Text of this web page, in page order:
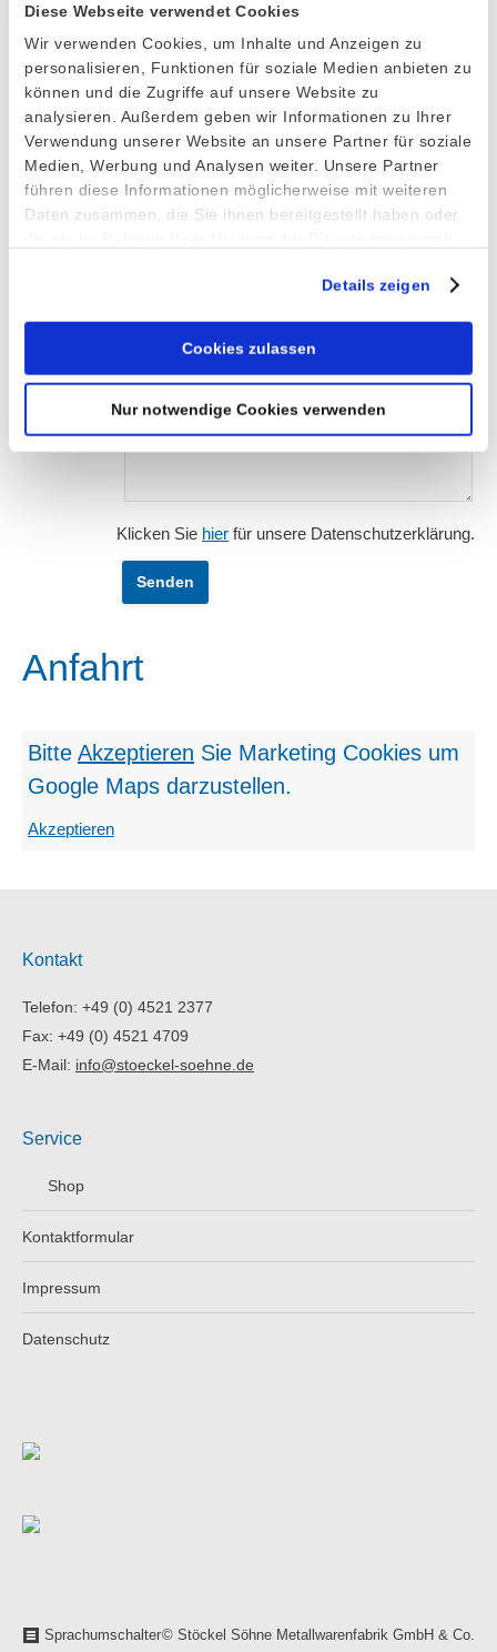
Diese Webseite verwendet Cookies
Wir verwenden Cookies, um Inhalte und Anzeigen zu
personalisieren, Funktionen für soziale Medien anbieten zu
können und die Zugriffe auf unsere Website zu
analysieren. Außerdem geben wir Informationen zu Ihrer
Verwendung unserer Website an unsere Partner für soziale
Medien, Werbung und Analysen weiter. Unsere Partner
führen diese Informationen möglicherweise mit weiteren
Daten zusammen, die Sie ihnen bereitgestellt haben oder
Details zeigen
Cookies zulassen
Nur notwendige Cookies verwenden
Ort/Land*
E-Mail*
Betreff*
Nachricht*
Klicken Sie hier für unsere Datenschutzerklärung.
Anfahrt
Bitte Akzeptieren Sie Marketing Cookies um
Google Maps darzustellen.
Akzeptieren
Kontakt
Telefon: +49 (0) 4521 2377
Fax: +49 (0) 4521 4709
E-Mail: info@stoeckel-soehne.de
Service
Shop
Kontaktformular
Impressum
Datenschutz
Sprachumschalter© Stöckel Söhne Metallwarenfabrik GmbH & Co.